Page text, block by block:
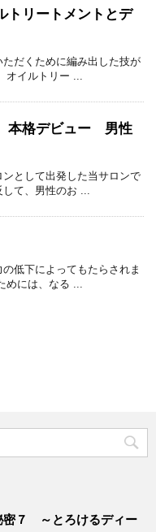
トリートメントとデ
だくために編み出した技が
オイルトリー ...
本格デビュー 男性
として出発した当サロンで
て、男性のお ...
低下によってもたらされま
めには、なる ...
密７ ～とろけるディー